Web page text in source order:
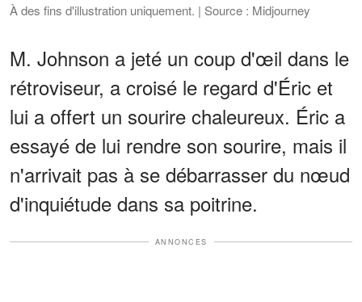
À des fins d'illustration uniquement. | Source : Midjourney
M. Johnson a jeté un coup d'œil dans le
rétroviseur, a croisé le regard d'Éric et
lui a offert un sourire chaleureux. Éric a
essayé de lui rendre son sourire, mais il
n'arrivait pas à se débarrasser du nœud
d'inquiétude dans sa poitrine.
ANNONCES